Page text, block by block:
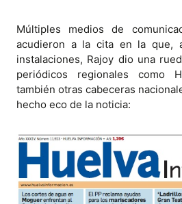
Múltiples medios de
acudieron a la cita en la que,
instalaciones, Rajoy dio una
periódicos regionales como
también otras cabeceras
hecho eco de la noticia: